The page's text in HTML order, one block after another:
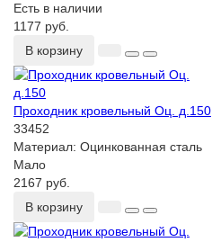
Есть в наличии
1177 руб.
В корзину
Проходник кровельный Оц. д.150
33452
Материал: Оцинкованная сталь
Мало
2167 руб.
В корзину